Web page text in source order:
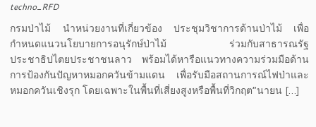
techno_RFD
กรมป่าไม้ นำหน่วยงานที่เกี่ยวข้อง ประชุมวิชาการด้านป่าไม้ เพื่อ
กำหนดแนวนโยบายการอนุรักษ์ป่าไม้ ร่วมกับสาธารณรัฐ
ประชาธิปไตยประชาชนลาว พร้อมได้หารือแนวทางความร่วมมือด้าน
การป้องกันปัญหาหมอกควันข้ามแดน เพื่อรับมือสถานการณ์ไฟป่าและ
หมอกควันเชิงรุก โดยเฉพาะในพื้นที่เสี่ยงสูงหรือพื้นที่วิกฤต”นายน […]